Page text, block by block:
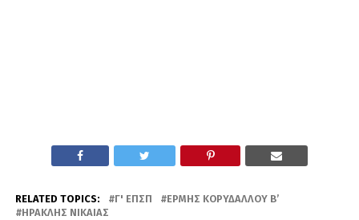
RELATED TOPICS: Γ' ΕΠΣΠ
ΕΡΜΉΣ ΚΟΡΥΔΑΛΛΟΎ Β’
ΗΡΑΚΛΉΣ ΝΊΚΑΙΑΣ